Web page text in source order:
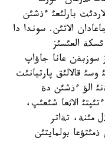
بارلئعئ ءذشئن
الاتئن. سوندا دا
العئسئز
سوزبةن عانا جاؤاپ
قالالئق پارتيانئث
الؤ ءذشئن دة
الاثعا شئعئپ،
مئنة، تةاتر
بولمايتئن